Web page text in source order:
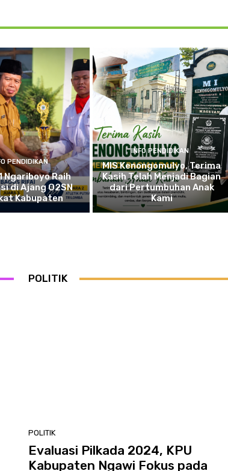
PENDIDIKAN
Ngariboyo Raih
di Ajang O2SN
Kabupaten
INFO PENDIDIKAN
MIS Kenongomulyo, Terima
Kasih Telah Menjadi Bagian
dari Pertumbuhan Anak
Kami
POLITIK
POLITIK
Evaluasi Pilkada 2024, KPU
Kabupaten Ngawi Fokus pada